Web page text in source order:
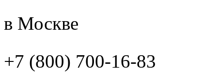
в Москве
+7 (800) 700-16-83